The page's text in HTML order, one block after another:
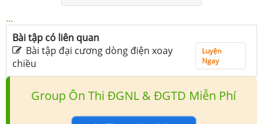
...
Bài tập có liên quan
Bài tập đại cương dòng điện xoay
chiều
Luyện
Ngay
Group Ôn Thi ĐGNL & ĐGTD Miễn Phí